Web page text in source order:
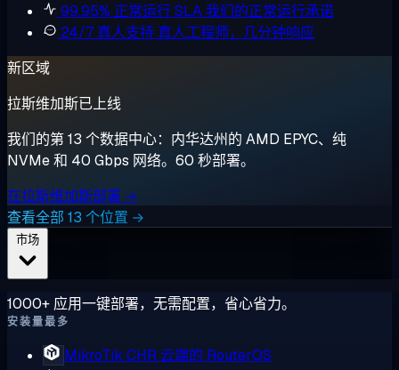
99.95% 正常运行 SLA我们的正常运行承诺
24/7 真人支持 真人工程师，几分钟响应
新区域
拉斯维加斯已上线
我们的第 13 个数据中心：内华达州的 AMD EPYC、纯
NVMe 和 40 Gbps 网络。60 秒部署。
在拉斯维加斯部署 →
查看全部 13 个位置 →
1000+ 应用一键部署，无需配置，省心省力。
安装量最多
MikroTik CHR 云端的 RouterOS